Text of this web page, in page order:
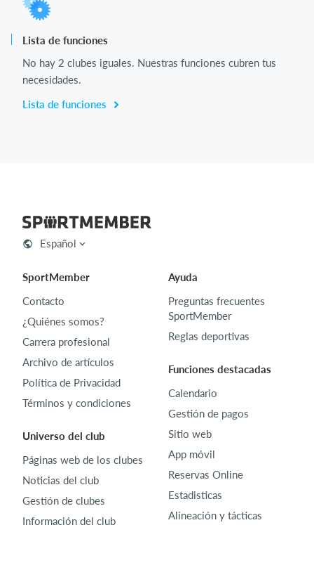
Lista de funciones
No hay 2 clubes iguales. Nuestras funciones cubren tus
necesidades.
Lista de funciones
Español
SportMember
Contacto
¿Quiénes somos?
Carrera profesional
Archivo de artículos
Política de Privacidad
Términos y condiciones
Universo del club
Páginas web de los clubes
Noticias del club
Gestión de clubes
Información del club
Ayuda
Preguntas frecuentes
SportMember
Reglas deportivas
Funciones destacadas
Calendario
Gestión de pagos
Sitio web
App móvil
Reservas Online
Estadisticas
Alineación y tácticas